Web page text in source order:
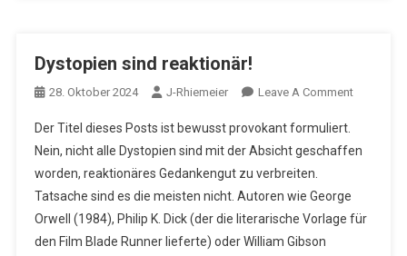
Dystopien sind reaktionär!
28. Oktober 2024 J-Rhiemeier Leave A CommentOn
Der Titel dieses Posts ist bewusst provokant formuliert.
Nein, nicht alle Dystopien sind mit der Absicht geschaffen
worden, reaktionäres Gedankengut zu verbreiten.
Tatsache sind es die meisten nicht. Autoren wie George
Orwell (1984), Philip K. Dick (der die literarische Vorlage für
den Film Blade Runner lieferte) oder William Gibson